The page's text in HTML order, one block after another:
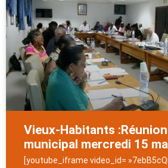
Vieux-Habitants
municipal mercredi 15
[youtube_iframe video_id=